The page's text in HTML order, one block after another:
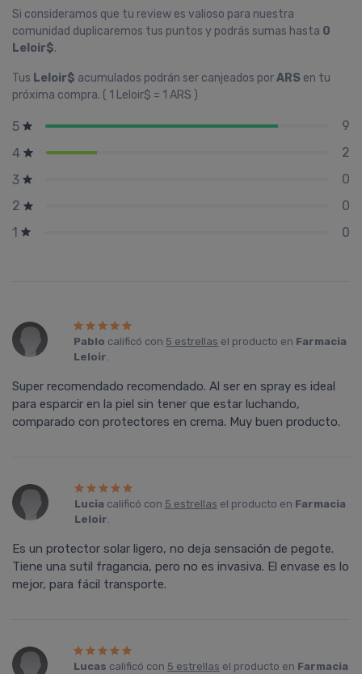
Si consideramos que tu review es valioso para nuestra
comunidad duplicaremos tus puntos y podrás sumas hasta 0
Leloir$.
Tus Leloir$ acumulados podrán ser canjeados porARS en tu
próxima compra. ( 1 Leloir$ = 1 ARS )
5
9
4
2
3
0
2
0
1
0
Pablo calificó con 5 estrellas el producto en Farmacia
Leloir.
Super recomendado recomendado. Al ser en spray es ideal
para esparcir en la piel sin tener que estar luchando,
comparado con protectores en crema. Muy buen producto.
Lucia calificó con 5 estrellas el producto en Farmacia
Leloir.
Es un protector solar ligero, no deja sensación de pegote.
Tiene una sutil fragancia, pero no es invasiva. El envase es lo
mejor, para fácil transporte.
Lucas calificó con 5 estrellas el producto en Farmacia